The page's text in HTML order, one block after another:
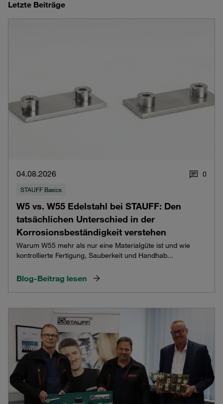
Letzte Beiträge
04.08.2026 0
STAUFF Basics
W5 vs. W55 Edelstahl bei STAUFF: Den
tatsächlichen Unterschied in der
Korrosionsbeständigkeit verstehen
Warum W55 mehr als nur eine Materialgüte ist und wie
kontrollierte Fertigung, Sauberkeit und Handhab...
Blog-Beitrag lesen